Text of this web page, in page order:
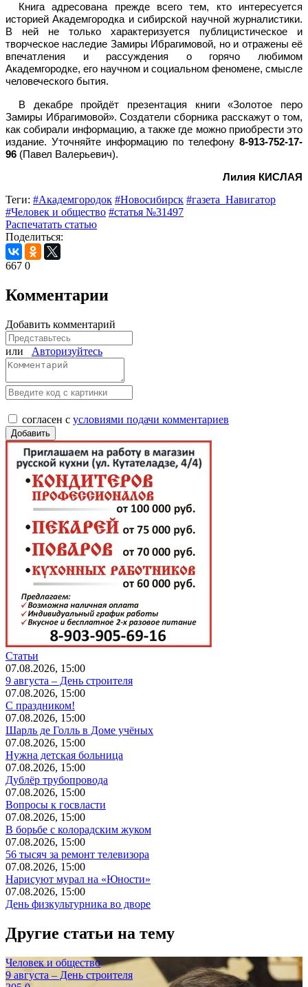
Книга адресована прежде всего тем, кто интересуется
историей Академгородка и сибирской научной журналистики.
В ней не только характеризуется публицистическое и
творческое наследие Замиры Ибрагимовой, но и отражены её
впечатления и рассуждения о горячо любимом
Академгородке, его научном и социальном феномене, смысле
человеческого бытия.
В декабре пройдёт презентация книги «Золотое перо
Замиры Ибрагимовой». Создатели сборника расскажут о том,
как собирали информацию, а также где можно приобрести это
издание. Уточняйте информацию по телефону 8-913-752-17-
96 (Павел Валерьевич).
Лилия КИСЛАЯ
Теги: #Академгородок #Новосибирск #газета_Навигатор
#Человек и общество #статья №31497
Распечатать статью
Поделиться:
667 0
Комментарии
Добавить комментарий
или Авторизуйтесь
согласен с условиями подачи комментариев
Статьи
07.08.2026, 15:00
9 августа – День строителя
07.08.2026, 15:00
С праздником!
07.08.2026, 15:00
Шарль де Голль в Доме учёных
07.08.2026, 15:00
Нужна детская больница
07.08.2026, 15:00
Дублёр трубопровода
07.08.2026, 15:00
Вопросы к госвласти
07.08.2026, 15:00
В борьбе с колорадским жуком
07.08.2026, 15:00
56 тысяч за ремонт телевизора
07.08.2026, 15:00
Нарисуют мурал на «Юности»
07.08.2026, 15:00
День физкультурника во дворе
Другие статьи на тему
Человек и общество
9 августа – День строителя